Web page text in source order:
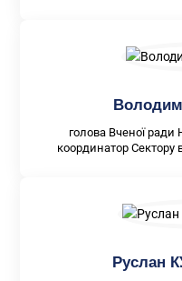
голова Вченої ради
координатор
Руслан